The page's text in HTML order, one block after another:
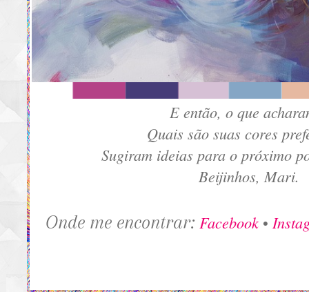
E então, o que
Quais são suas cores
Sugiram ideias para o próximo
Beijinhos, Mari.
Onde me encontrar: Facebook •